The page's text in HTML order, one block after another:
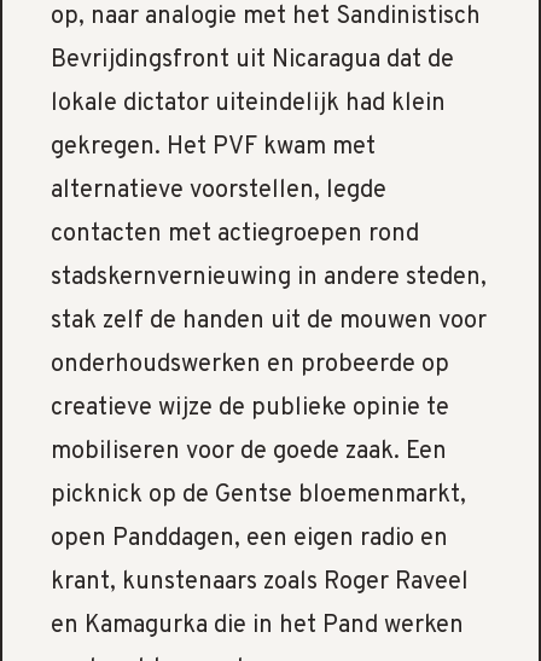
op, naar analogie met het Sandinistisch
Bevrijdingsfront uit Nicaragua dat de
lokale dictator uiteindelijk had klein
gekregen. Het PVF kwam met
alternatieve voorstellen, legde
contacten met actiegroepen rond
stadskernvernieuwing in andere steden,
stak zelf de handen uit de mouwen voor
onderhoudswerken en probeerde op
creatieve wijze de publieke opinie te
mobiliseren voor de goede zaak. Een
picknick op de Gentse bloemenmarkt,
open Panddagen, een eigen radio en
krant, kunstenaars zoals Roger Raveel
en Kamagurka die in het Pand werken